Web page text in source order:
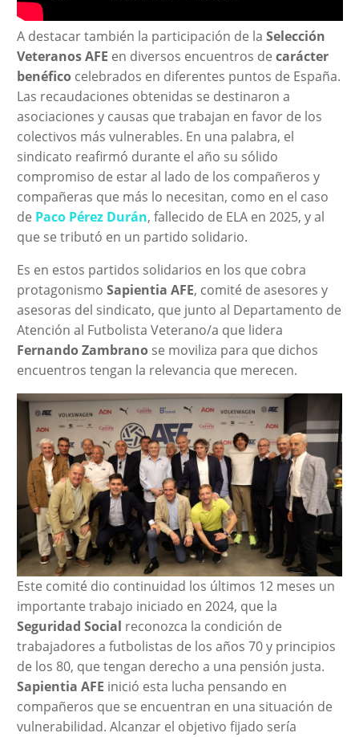
A destacar también la participación de la Selección
Veteranos AFE en diversos encuentros de carácter
benéficocelebrados en diferentes puntos de España.
Las recaudaciones obtenidas se destinaron a
asociaciones y causas que trabajan en favor de los
colectivos más vulnerables. En una palabra, el
sindicato reafirmó durante el año su sólido
compromiso de estar al lado de los compañeros y
compañeras que más lo necesitan, como en el caso
de Paco Pérez Durán, fallecido de ELA en 2025, y al
que se tributó en un partido solidario.
Es en estos partidos solidarios en los que cobra
protagonismo Sapientia AFE, comité de asesores y
asesoras del sindicato, que junto al Departamento de
Atención al Futbolista Veterano/a que lidera
Fernando Zambranose moviliza para que dichos
encuentros tengan la relevancia que merecen.
Este comité dio continuidad los últimos 12 meses un
importante trabajo iniciado en 2024, que la
Seguridad Social reconozca la condición de
trabajadores a futbolistas de los años 70 y principios
de los 80, que tengan derecho a una pensión justa.
Sapientia AFE inició esta lucha pensando en
compañeros que se encuentran en una situación de
vulnerabilidad. Alcanzar el objetivo fijado sería